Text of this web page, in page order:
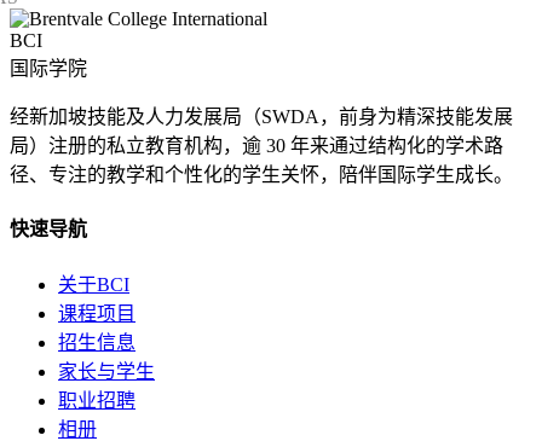
BCI
国际学院
经新加坡技能及人力发展局（SWDA，前身为精深技能发展
局）注册的私立教育机构，逾 30 年来通过结构化的学术路
径、专注的教学和个性化的学生关怀，陪伴国际学生成长。
快速导航
关于BCI
课程项目
招生信息
家长与学生
职业招聘
相册